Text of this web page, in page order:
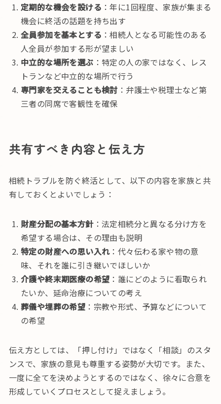
定期的な機会を設ける ：年に1回程度、家族が集まる
機会に終活の話題を持ち出す
全員参加を基本とする ：相続人となる可能性のある
人全員が参加する形が望ましい
中立的な場所を選ぶ ：特定の人の家ではなく、レス
トランなど中立的な場所で行う
専門家を交えることも検討 ：弁護士や税理士など第
三者の同席で客観性を確保
共有すべき内容と伝え方
相続トラブルを防ぐ終活として、以下の内容を家族と共
有しておくとよいでしょう：
財産分配の基本方針：法定相続分と異なる分け方を
希望する場合は、その理由も説明
特定の財産への思い入れ：代々伝わる家や物の意
味、それを誰に引き継いでほしいか
介護や終末期医療の希望 ：誰にどのように看取られ
たいか、延命治療についての考え
葬儀や埋葬の希望 ：宗教や形式、予算などについて
の希望
伝え方としては、「押し付け」ではなく「相談」のスタ
ンスで、家族の意見も尊重する姿勢が大切です。また、
一度に全てを決めようとするのではなく、徐々に合意を
形成していくプロセスとして捉えましょう。